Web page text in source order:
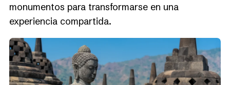
monumentos para transformarse en una
experiencia compartida.